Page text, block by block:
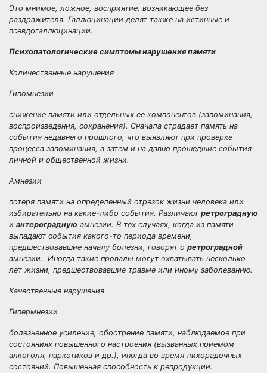
Это мнимое, ложное, восприятие, возникающее без
раздражителя. Галлюцинации делят также на истинные и
псевдогаллюцинации.
Психопатологические симптомы нарушения памяти
Количественные нарушения
Гипомнезии
снижение памяти или отдельных ее компонентов (запоминания,
воспроизведения, сохранения). Сначала страдает память на
события недавнего прошлого, что выявляют при проверке
процесса запоминания, а затем и на давно прошедшие события
личной и общественной жизни.
Амнезии
потеря памяти на определенный отрезок жизни человека или
избирательно на какие-либо события. Различают ретроградную
и антероградную амнезии. В тех случаях, когда из памяти
выпадают события какого-то периода времени,
предшествовавшие началу болезни, говорят о ретроградной
амнезии. Иногда такие провалы могут охватывать несколько
лет жизни, предшествовавшие травме или иному заболеванию.
Качественные нарушения
Гипермнезии
болезненное усиление, обострение памяти, наблюдаемое при
состояниях повышенного настроения (вызванных приемом
алкоголя, наркотиков и др.), иногда во время лихорадочных
состояний. Повышенная способность к репродукции.